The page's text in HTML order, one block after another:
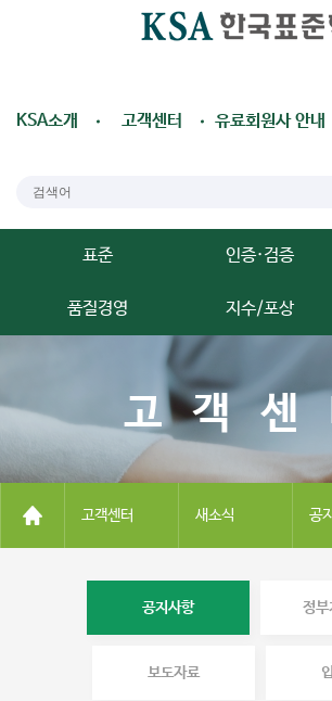
KSA소개 고객센터 유료회원사 안내
표준 인증·검증
품질경영 지수/포상
고객
고객센터 새소식 공
공지사항 정부
보도자료